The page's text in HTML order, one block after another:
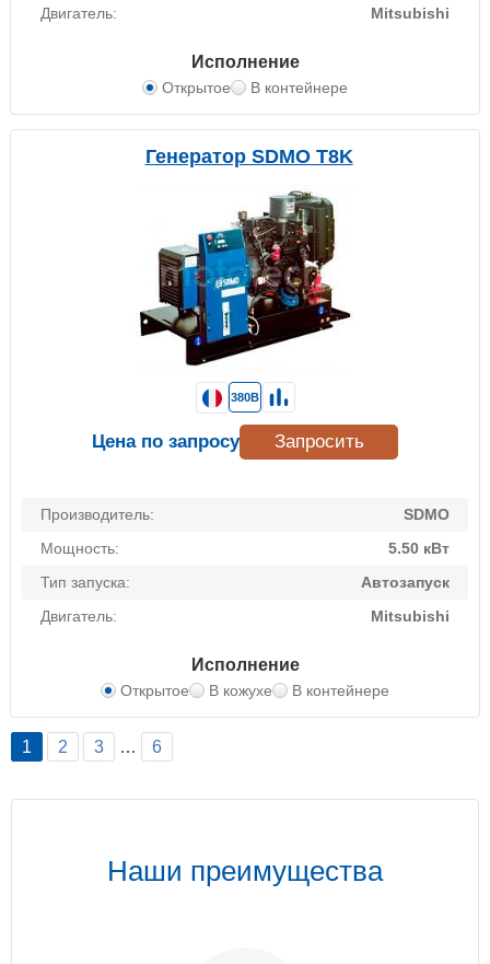
Двигатель:
Mitsubishi
Исполнение
Открытое В контейнере
Генератор SDMO T8K
Производитель:
SDMO
Мощность:
5.50 кВт
Тип запуска:
Автозапуск
Двигатель:
Mitsubishi
Исполнение
Открытое В кожухе В контейнере
380В
Цена по запросу Запросить
1 2 3 … 6
Наши преимущества